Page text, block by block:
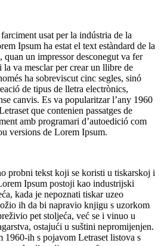
usat per la indústria de la
Ipsum ha estat el text estàndard de la
quan un impressor desconegut va fer
la va mesclar per crear un llibre de
ha sobreviscut cinc segles, sinó
de tipus de lletra electrònics,
canvis. Es va popularitzar l’any 1960
que contenien passatges de
amb programari d’autoedició com
versions de Lorem Ipsum.
probni tekst koji se koristi u tiskarskoj i
Ipsum postoji kao industrijski
kada je nepoznati tiskar uzeo
ih da bi napravio knjigu s uzorkom
pet stoljeća, već se i vinuo u
ostajući u suštini nepromijenjen.
1960-ih s pojavom Letraset listova s